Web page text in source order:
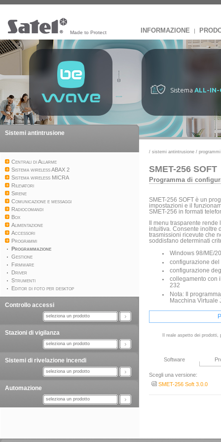
Made to Protect INFORMAZIONE |
Sistema ALL-IN-
Sistemi antintrusione
Centrali di Allarme
Sistema wireless ABAX 2
Sistema wireless MICRA
Rilevatori
Sirene
Comunicazione e messaggi
Radiocomandi
Box
Alimentazione
Accessori
Programmi
Programmazione
Gestione
Firmware
Driver
Strumenti
Editor di foto per desktop
Controllo accessi
seleziona un prodotto
Stazioni di vigilanza
seleziona un prodotto
Sistemi di rivelazione incendi
seleziona un prodotto
Automazione
seleziona un prodotto
/ sistemi antintrusione / programmi
SMET-256 SOFT
Programma di
SMET-256 SOFT è un
impostazioni e il
SMET-256 in formati
Il menu trasparente
intuitiva. Consente inoltre
trasmissioni ricevute che
soddisfano determinati
Windows 98/ME/
configurazione
configurazione
collegamento con
232
Nota: Il
Macchina Virtuale
Il reale aspetto dei
Software
Scegli una versione:
SMET-256 Soft 3.0.0